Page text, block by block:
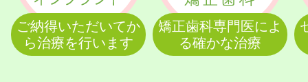
ご納得いただいてか
ら治療を行います
矯正歯科専門医によ
る確かな治療